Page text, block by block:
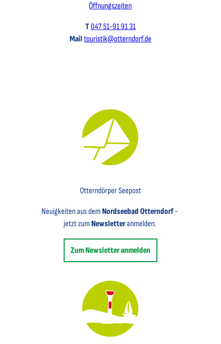
Öffnungszeiten
T047 51-91 91 31
Mail touristik@otterndorf.de
Otterndörper Seepost
Neuigkeiten aus demNordseebad Otterndorf-
jetzt zum Newsletteranmelden.
Zum Newsletter anmelden